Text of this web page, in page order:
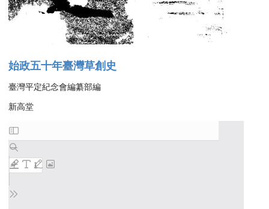
始政五十年臺灣草創史
臺灣平定紀念會編纂部編
新高堂